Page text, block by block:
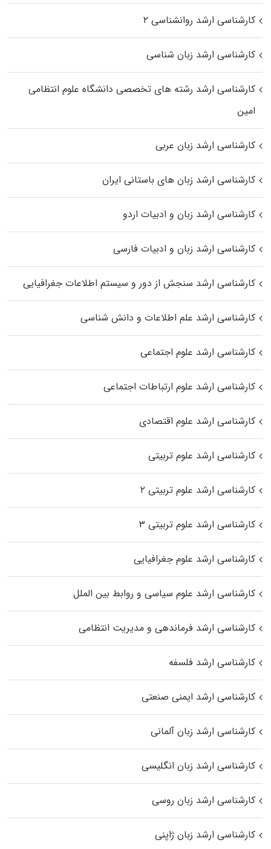
کارشناسی ارشد روانشناسی ۲
کارشناسی ارشد زبان شناسی
کارشناسی ارشد رﺷﺘﻪ ﻫﺎی تخصصی داﻧﺸﮕﺎه ﻋﻠﻮم انتظامی
اﻣﻴﻦ
کارشناسی ارشد زبان عربی
کارشناسی ارشد زبان‌ های باستانی ایران
کارشناسی ارشد زبان و ادبیات اردو
کارشناسی ارشد زبان و ادبیات فارسی
کارشناسی ارشد سنجش از دور و سیستم اطلاعات جغرافیایی
کارشناسی ارشد علم اطلاعات و دانش شناسی
کارشناسی ارشد علوم اجتماعی
کارشناسی ارشد علوم ارتباطات اجتماعی
کارشناسی ارشد علوم اقتصادی
کارشناسی ارشد علوم تربیتی
کارشناسی ارشد علوم تربیتی ۲
کارشناسی ارشد علوم تربیتی ۳
کارشناسی ارشد علوم جغرافیایی
کارشناسی ارشد علوم سیاسی و روابط بین الملل
کارشناسی ارشد فرماندهی و مدیریت انتظامی
کارشناسی ارشد فلسفه
کارشناسی ارشد ایمنی صنعتی
کارشناسی ارشد زبان آلمانی
کارشناسی ارشد زبان انگلیسی
کارشناسی ارشد زبان روسی
کارشناسی ارشد زبان ژاپنی